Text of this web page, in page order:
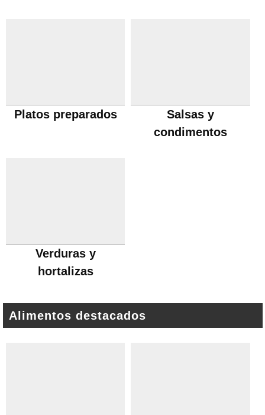
Platos preparados
Salsas y
condimentos
Verduras y
hortalizas
Alimentos destacados